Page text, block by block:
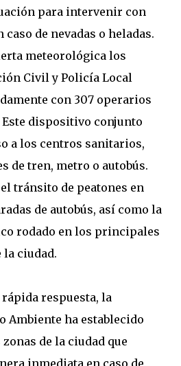
para intervenir con
de nevadas o heladas.
meteorológica los
Civil y Policía Local
con 307 operarios
Este dispositivo conjunto
a los centros sanitarios,
de tren, metro o autobús.
tránsito de peatones en
de autobús, así como la
rodado en los principales
la ciudad.
respuesta, la
Ambiente ha establecido
de la ciudad que
inmediata en caso de